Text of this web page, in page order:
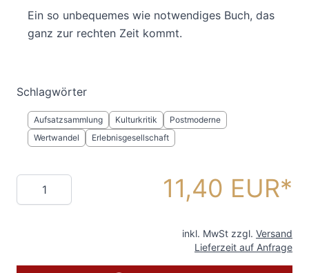
Ein so unbequemes wie notwendiges Buch, das
ganz zur rechten Zeit kommt.
Schlagwörter
Aufsatzsammlung Kulturkritik
Postmoderne
Wertwandel
Erlebnisgesellschaft
Menge 11,40 EUR
inkl. MwSt zzgl. Versand
Lieferzeit auf Anfrage